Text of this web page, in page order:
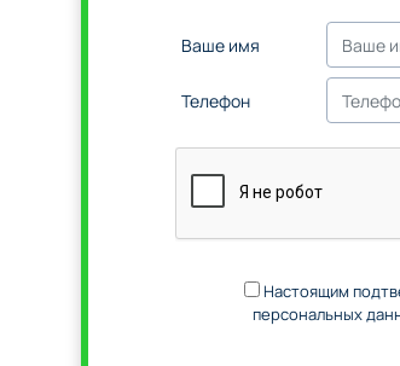
Ваше имя
Телефон
Настоящим
персональных